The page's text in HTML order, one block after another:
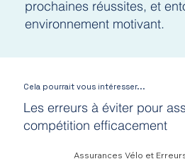
Cela pourrait vous intéresser...
Les erreurs à éviter pour
compétition efficacement
Assurances Vélo et
prochaines réussites, et
environnement motivant.